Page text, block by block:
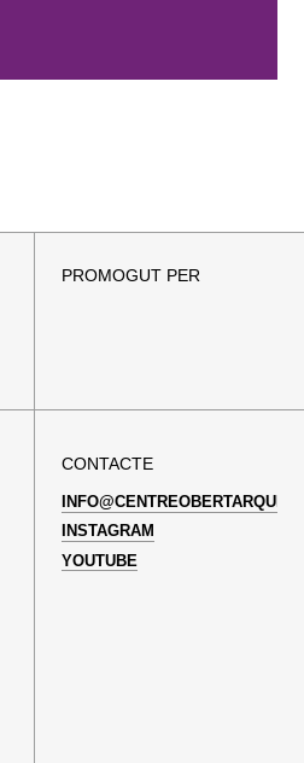
PROMOGUT PER
CONTACTE
INSTAGRAM
YOUTUBE